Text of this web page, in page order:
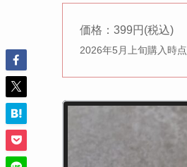
価格：399円(税込)
2026年5月上旬購入時点